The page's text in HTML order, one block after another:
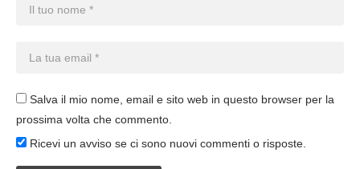
Salva il mio nome, email e sito web in questo browser per la
prossima volta che commento.
Ricevi un avviso se ci sono nuovi commenti o risposte.